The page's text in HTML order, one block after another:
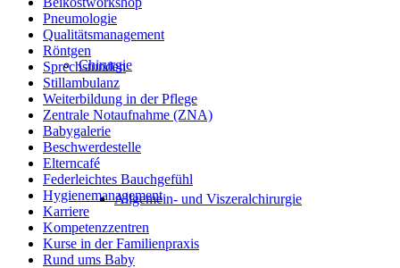
Chirurgie
Allgemein- und Viszeralchirurgie
Pneumologie
Qualitätsmanagement
Röntgen
Sprechstunden
Stillambulanz
Weiterbildung in der Pflege
Zentrale Notaufnahme (ZNA)
Babygalerie
Beschwerdestelle
Elterncafé
Federleichtes Bauchgefühl
Hygienemanagement
Karriere
Kompetenzzentren
Kurse in der Familienpraxis
Rund ums Baby